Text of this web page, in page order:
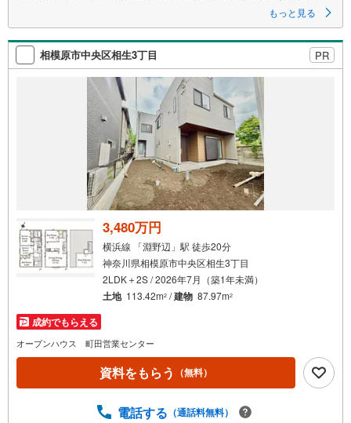
もっと見る
相模原市中央区相生3丁目 PR
3,480万円
横浜線 「淵野辺」駅 徒歩20分
神奈川県相模原市中央区相生3丁目
2LDK＋2S / 2026年7月（築1年未満）
土地 113.42m2 /建物 87.97m2
成約でもらえる
オープンハウス 町田営業センター
資料をもらう （無料）
電話する （通話料無料）